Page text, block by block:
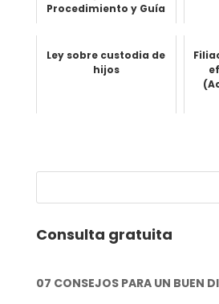
Procedimiento y Guía
Ley sobre custodia de
hijos
Consulta gratuita
07 CONSEJOS PARA UN BUEN